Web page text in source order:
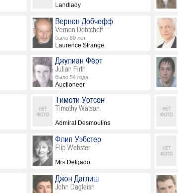
Landlady
Вернон Добчефф
Vernon Dobtcheff
было 80 лет
Laurence Strange
Джулиан Фёрт
Julian Firth
было 54 года
Auctioneer
Тимоти Уотсон
Timothy Watson
Admiral Desmoulins
Флип Уэбстер
Flip Webster
Mrs Delgado
Джон Даглиш
John Dagleish